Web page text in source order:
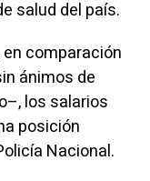
salud del país.
comparación
ánimos de
los salarios
posición
Nacional.